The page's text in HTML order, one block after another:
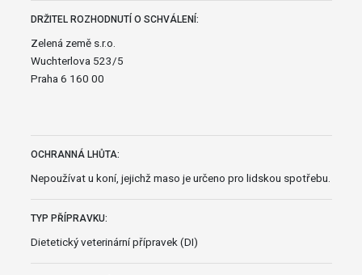
DRŽITEL ROZHODNUTÍ O SCHVÁLENÍ:
Zelená země s.r.o.
Wuchterlova 523/5
Praha 6 160 00
OCHRANNÁ LHŮTA:
Nepoužívat u koní, jejichž maso je určeno pro lidskou spotřebu.
TYP PŘÍPRAVKU:
Dietetický veterinární přípravek (DI)